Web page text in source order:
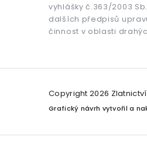
vyhlášky č.363/2003
dalších předpisů
činnost v oblasti
Copyright 2026
Grafický návrh vytvořil a